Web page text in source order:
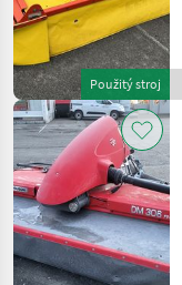
Použitý stroj